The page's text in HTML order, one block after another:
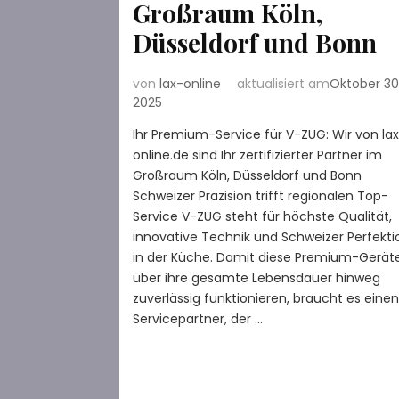
Großraum Köln,
Düsseldorf und Bonn
vonlax-online aktualisiert amOktober
2025
Ihr Premium-Service für V-ZUG: Wir von
online.de sind Ihr zertifizierter Partner im
Großraum Köln, Düsseldorf und Bonn
Schweizer Präzision trifft regionalen Top-
Service V-ZUG steht für höchste Qualität,
innovative Technik und Schweizer
in der Küche. Damit diese Premium-
über ihre gesamte Lebensdauer hinweg
zuverlässig funktionieren, braucht es einen
Servicepartner, der …